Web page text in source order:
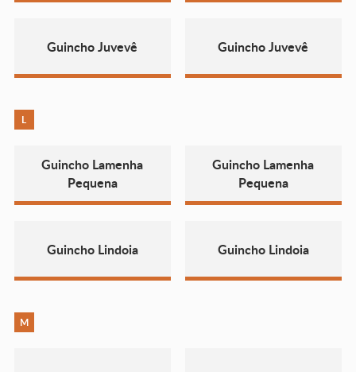
Guincho Juvevê Guincho Juvevê
L
Guincho Lamenha
Pequena
Guincho Lamenha
Pequena
Guincho Lindoia Guincho Lindoia
M